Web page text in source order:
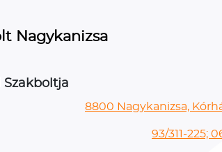
Nagykanizsa
Szakboltja
8800 Nagykanizsa,
93/311-225;